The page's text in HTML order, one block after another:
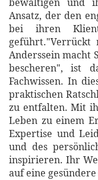
Ansatz, der den
bei ihren
Anderssein macht
bescheren", ist
Fachwissen. In
praktischen
zu entfalten. Mit
Leben zu einem
Expertise und
und des
inspirieren. Ihr
auf eine